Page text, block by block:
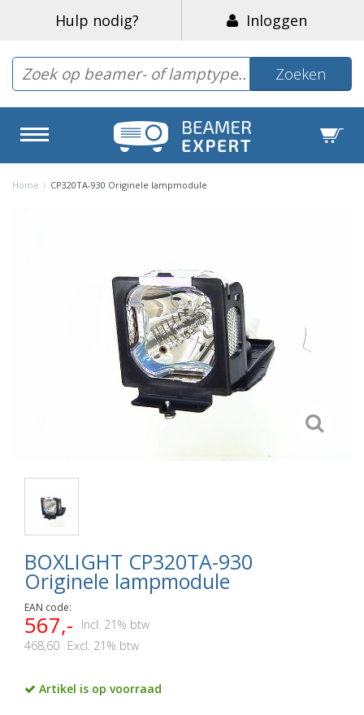
Hulp nodig? Inloggen
Zoeken
Home / CP320TA-930 Originele lampmodule
BOXLIGHT CP320TA-930
Originele lampmodule
EAN code:
567,-
Incl. 21% btw
468,60 Excl. 21% btw
Artikel is op voorraad